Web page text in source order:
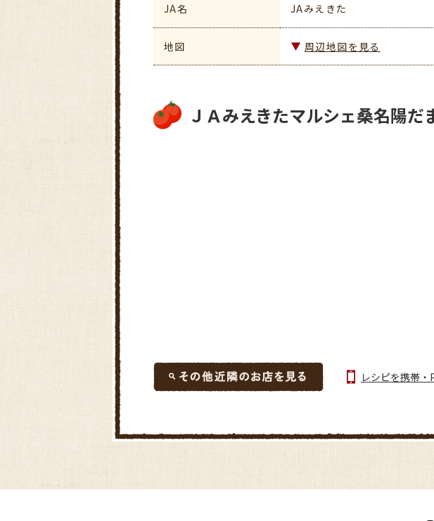
JA名 JAみえきた
地図 周辺地図を見る
ＪＡみえきたマルシェ桑名陽だ
レシピを携帯・